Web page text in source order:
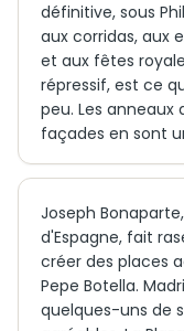
définitive, sous
aux corridas, aux
et aux fêtes
répressif, est ce
peu. Les anneaux
façades en sont
Joseph
d'Espagne, fait
créer des places
Pepe Botella.
quelques-uns de